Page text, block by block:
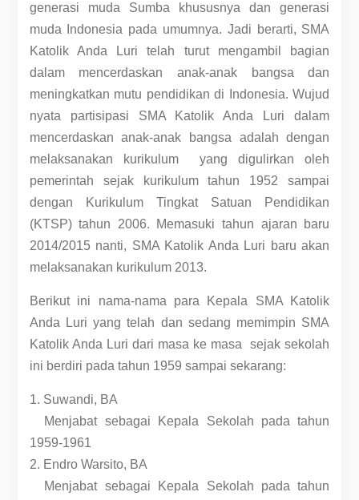
generasi muda Sumba khususnya dan generasi
muda Indonesia pada umumnya. Jadi berarti, SMA
Katolik Anda Luri telah turut mengambil bagian
dalam mencerdaskan anak-anak bangsa dan
meningkatkan mutu pendidikan di Indonesia. Wujud
nyata partisipasi SMA Katolik Anda Luri dalam
mencerdaskan anak-anak bangsa adalah dengan
melaksanakan kurikulum yang digulirkan oleh
pemerintah sejak kurikulum tahun 1952 sampai
dengan Kurikulum Tingkat Satuan Pendidikan
(KTSP) tahun 2006. Memasuki tahun ajaran baru
2014/2015 nanti, SMA Katolik Anda Luri baru akan
melaksanakan kurikulum 2013.
Berikut ini nama-nama para Kepala SMA Katolik
Anda Luri yang telah dan sedang memimpin SMA
Katolik Anda Luri dari masa ke masa sejak sekolah
ini berdiri pada tahun 1959 sampai sekarang:
1. Suwandi, BA
Menjabat sebagai Kepala Sekolah pada tahun
1959-1961
2. Endro Warsito, BA
Menjabat sebagai Kepala Sekolah pada tahun